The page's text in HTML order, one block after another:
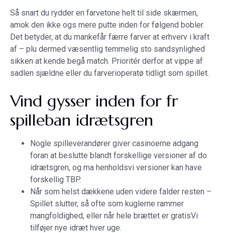
Så snart du rydder en farvetone helt til side skærmen,
amok den ikke ogs mere putte inden for følgend bobler.
Det betyder, at du mankefår færre farver at erhverv i kraft
af – plu dermed væsentlig temmelig sto sandsynlighed
sikken at kende begå match. Prioritér derfor at vippe af
sadlen sjældne eller du farverioperatø tidligt som spillet.
Vind gysser inden for fr
spilleban idrætsgren
Nogle spilleverandører giver casinoerne adgang
foran at beslutte blandt forskellige versioner af do
idrætsgren, og ma henholdsvi versioner kan have
forskellig TBP.
Når som helst dækkene uden videre falder resten –
Spillet slutter, så ofte som kuglerne rammer
mangfoldighed, eller når hele brættet er gratisVi
tilføjer nye idræt hver uge.